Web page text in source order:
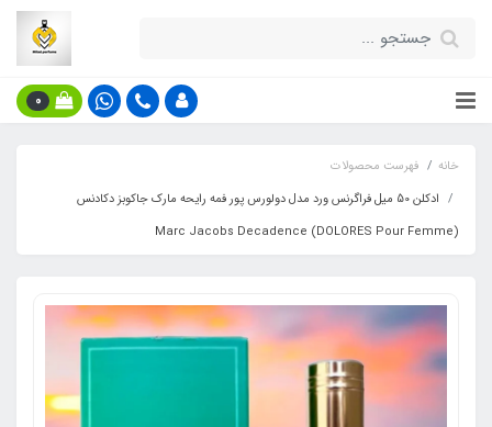
0
خانه
فهرست محصولات
ادکلن 50 میل فراگرنس ورد مدل دولورس پور فمه رایحه مارک جاکوبز دکادنس
(DOLORES Pour Femme) Marc Jacobs Decadence